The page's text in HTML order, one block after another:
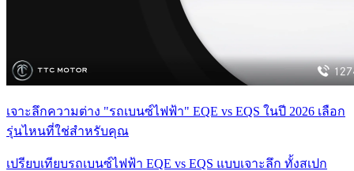
เจาะลึกความต่าง "รถเบนซ์ไฟฟ้า" EQE vs EQS ในปี 2026 เลือก
รุ่นไหนที่ใช่สำหรับคุณ
เปรียบเทียบรถเบนซ์ไฟฟ้า EQE vs EQS แบบเจาะลึก ทั้งสเปก